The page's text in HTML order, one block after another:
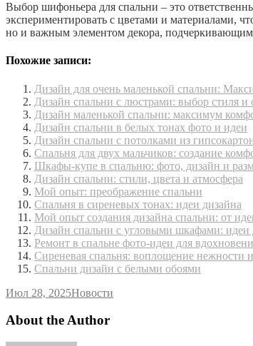
Выбор шифоньера для спальни – это
экспериментировать с цветами и материалами,
но и важным элементом декора,
Похожие записи:
Дизайн для очень маленькой спальни:
Дизайн спальни с люстрами: выбор стиля и
Дизайн маленькой спальни: максимум
Дизайн спальни в белых тонах фото и идеи
Дизайн спальни с потолками из
Спальня для двух мальчиков: создание
Шкафы-купе в спальню: фото, дизайн и
Дизайн спальни: стили, цвета и атмосфера
Мой опыт: преображение спальни
Спальня в сиреневых тонах: идеи дизайна
Мой опыт создания дизайна спальни: от
Дизайн спальни с угловыми шкафами: идеи
Ремонт в спальне фото-идеи для
Сиреневая спальня: воплощение нежности
Спальни дизайн с белыми обоями
Июл 28, 2025Новости
About the Author